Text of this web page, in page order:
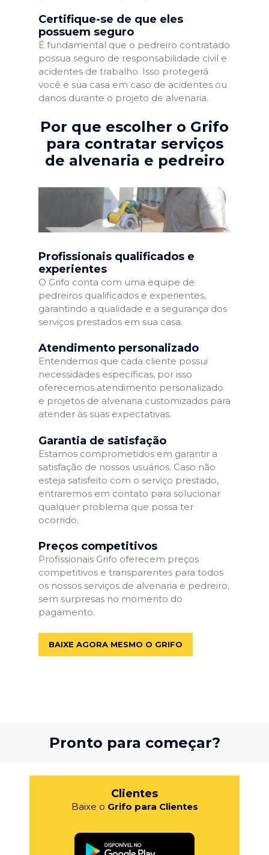
Certifique-se de que eles
possuem seguro
É fundamental que o pedreiro contratado
possua seguro de responsabilidade civil e
acidentes de trabalho. Isso protegerá
você e sua casa em caso de acidentes ou
danos durante o projeto de alvenaria.
Por que escolher o Grifo
para contratar serviços
de alvenaria e pedreiro
Profissionais qualificados e
experientes
O Grifo conta com uma equipe de
pedreiros qualificados e experientes,
garantindo a qualidade e a segurança dos
serviços prestados em sua casa.
Atendimento personalizado
Entendemos que cada cliente possui
necessidades específicas, por isso
oferecemos atendimento personalizado
e projetos de alvenaria customizados para
atender às suas expectativas.
Garantia de satisfação
Estamos comprometidos em garantir a
satisfação de nossos usuários. Caso não
esteja satisfeito com o serviço prestado,
entraremos em contato para solucionar
qualquer problema que possa ter
ocorrido.
Preços competitivos
Profissionais Grifo oferecem preços
competitivos e transparentes para todos
os nossos serviços de alvenaria e pedreiro,
sem surpresas no momento do
pagamento.
BAIXE AGORA MESMO O GRIFO
Pronto para começar?
Clientes
Baixe o Grifo para Clientes